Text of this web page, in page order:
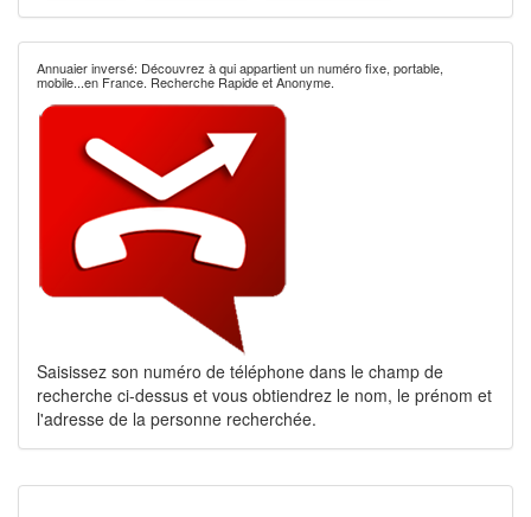
Annuaier inversé: Découvrez à qui appartient un numéro fixe, portable,
mobile...en France. Recherche Rapide et Anonyme.
Saisissez son numéro de téléphone dans le champ de
recherche ci-dessus et vous obtiendrez le nom, le prénom et
l'adresse de la personne recherchée.